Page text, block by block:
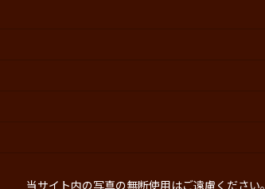
当サイト内の写真の無断使用はご遠慮ください。